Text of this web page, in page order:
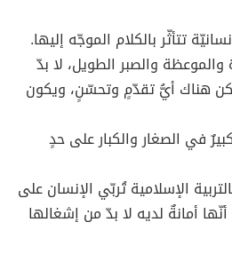
تتأثّر بالكلام الموجّه إليها.
والصبر الطويل، لا بدّ
هناك أيُّ تقدّمٍ وتحسّنٍ، ويكون
في الصغار والكبار على حدٍ
الإسلامية تُربّي الإنسان على
أمانةٌ لديه لا بدّ من إشغالها